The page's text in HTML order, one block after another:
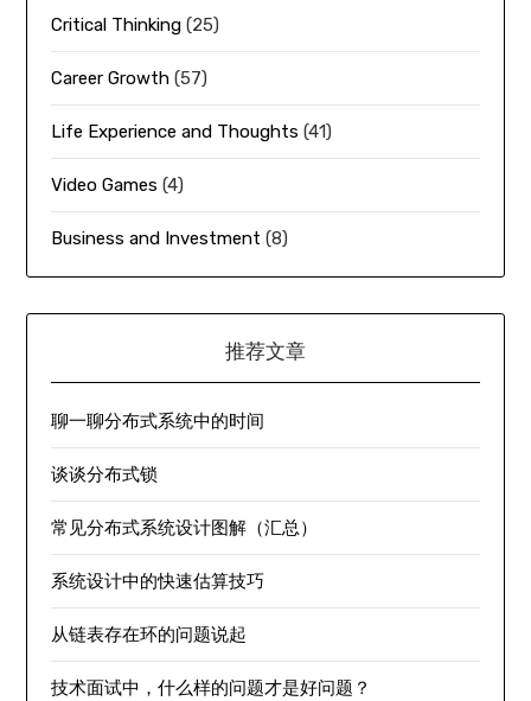
Critical Thinking (25)
Career Growth (57)
Life Experience and Thoughts (41)
Video Games (4)
Business and Investment (8)
推荐文章
聊一聊分布式系统中的时间
谈谈分布式锁
常见分布式系统设计图解（汇总）
系统设计中的快速估算技巧
从链表存在环的问题说起
技术面试中，什么样的问题才是好问题？